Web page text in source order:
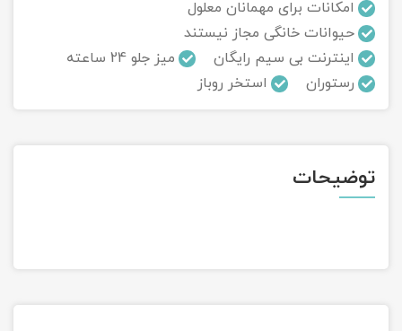
امکانات برای مهمانان معلول
حیوانات خانگی مجاز نیستند
اینترنت بی سیم رایگان
میز جلو 24 ساعته
رستوران
استخر روباز
توضیحات
تور سوباتان
تور چابهار
تور کاشان
تور آفرود